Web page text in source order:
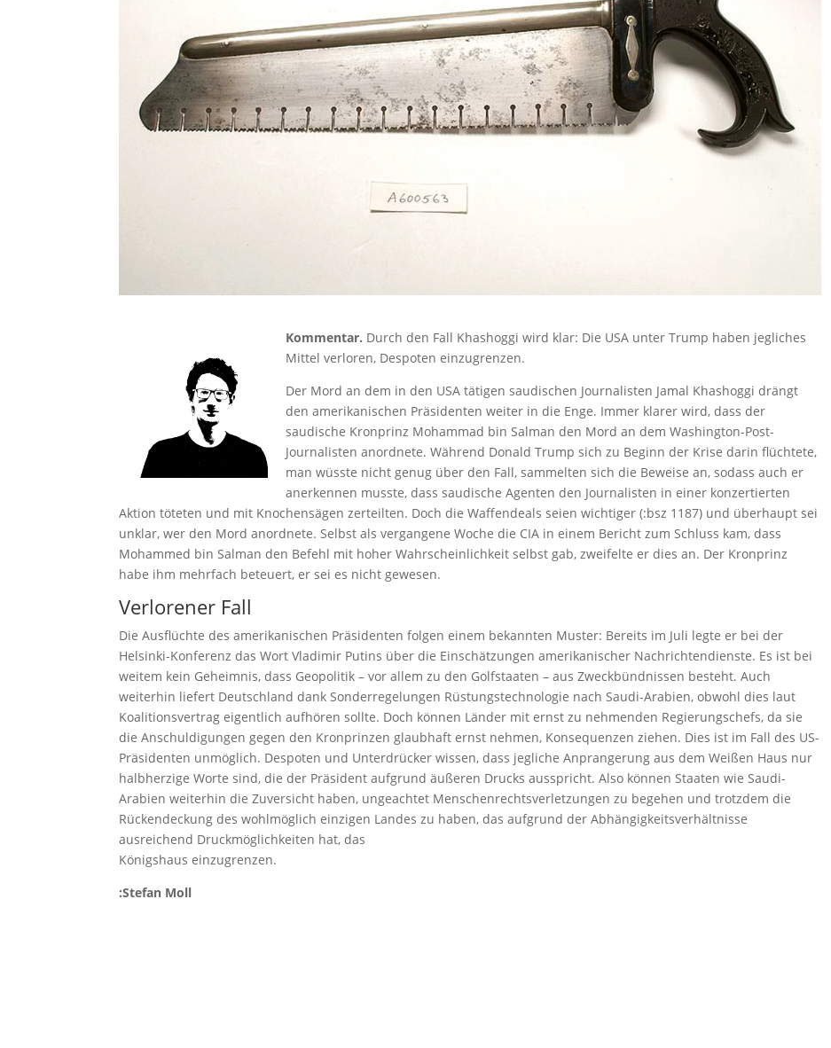
Kommentar. Durch den Fall Khashoggi wird klar: Die USA unter Trump haben jegliches
Mittel verloren, Despoten einzugrenzen.
Der Mord an dem in den USA tätigen saudischen Journalisten Jamal Khashoggi drängt
den amerikanischen Präsidenten weiter in die Enge. Immer klarer wird, dass der
saudische Kronprinz Mohammad bin Salman den Mord an dem Washington-Post-
Journalisten anordnete. Während Donald Trump sich zu Beginn der Krise darin flüchtete,
man wüsste nicht genug über den Fall, sammelten sich die Beweise an, sodass auch er
anerkennen musste, dass saudische Agenten den Journalisten in einer konzertierten
Aktion töteten und mit Knochensägen zerteilten. Doch die Waffendeals seien wichtiger (:bsz 1187) und überhaupt sei
unklar, wer den Mord anordnete. Selbst als vergangene Woche die CIA in einem Bericht zum Schluss kam, dass
Mohammed bin Salman den Befehl mit hoher Wahrscheinlichkeit selbst gab, zweifelte er dies an. Der Kronprinz
habe ihm mehrfach beteuert, er sei es nicht gewesen.
Verlorener Fall
Die Ausflüchte des amerikanischen Präsidenten folgen einem bekannten Muster: Bereits im Juli legte er bei der
Helsinki-Konferenz das Wort Vladimir Putins über die Einschätzungen amerikanischer Nachrichtendienste. Es ist bei
weitem kein Geheimnis, dass Geopolitik – vor allem zu den Golfstaaten – aus Zweckbündnissen besteht. Auch
weiterhin liefert Deutschland dank Sonderregelungen Rüstungstechnologie nach Saudi-Arabien, obwohl dies laut
Koalitionsvertrag eigentlich aufhören sollte. Doch können Länder mit ernst zu nehmenden Regierungschefs, da sie
die Anschuldigungen gegen den Kronprinzen glaubhaft ernst nehmen, Konsequenzen ziehen. Dies ist im Fall des US-
Präsidenten unmöglich. Despoten und Unterdrücker wissen, dass jegliche Anprangerung aus dem Weißen Haus nur
halbherzige Worte sind, die der Präsident aufgrund äußeren Drucks ausspricht. Also können Staaten wie Saudi-
Arabien weiterhin die Zuversicht haben, ungeachtet Menschenrechtsverletzungen zu begehen und trotzdem die
Rückendeckung des wohlmöglich einzigen Landes zu haben, das aufgrund der Abhängigkeitsverhältnisse
ausreichend Druckmöglichkeiten hat, das
Königshaus einzugrenzen.
:Stefan Moll